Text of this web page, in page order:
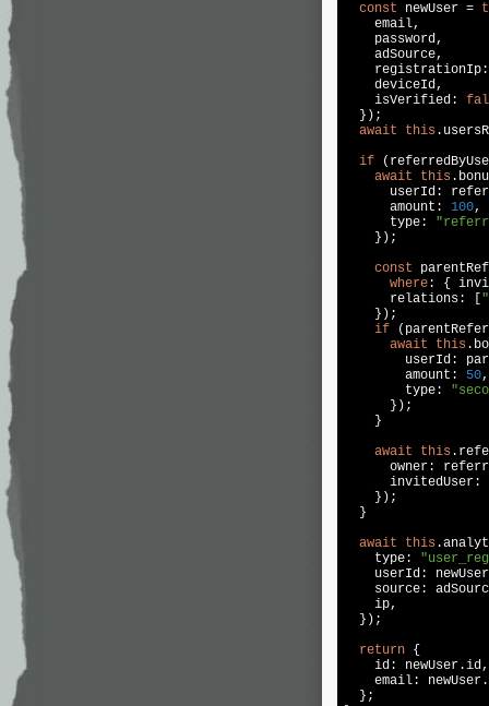
const newUser =
    email,
    password,
    adSource,
    deviceId,
    isVerified:
  });
await
this
if
await
this
userId:
      amount:
100,
      type:
    });
const
where: {
      relations: [
    });
if
await
this
userId:
        amount:
50,
        type:
      });
    }
await
this
owner:
invitedUser:
    });
  }
await
this
    type:
userId:
source:
    ip,
  });
return {
    id: newUser.id,
email:
  };